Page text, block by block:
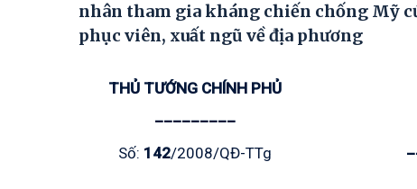
nhân tham gia kháng chiến chống Mỹ
phục viên, xuất ngũ về địa phương
THỦ TƯỚNG CHÍNH PHỦ
_________
Số: 142/2008/QĐ-TTg